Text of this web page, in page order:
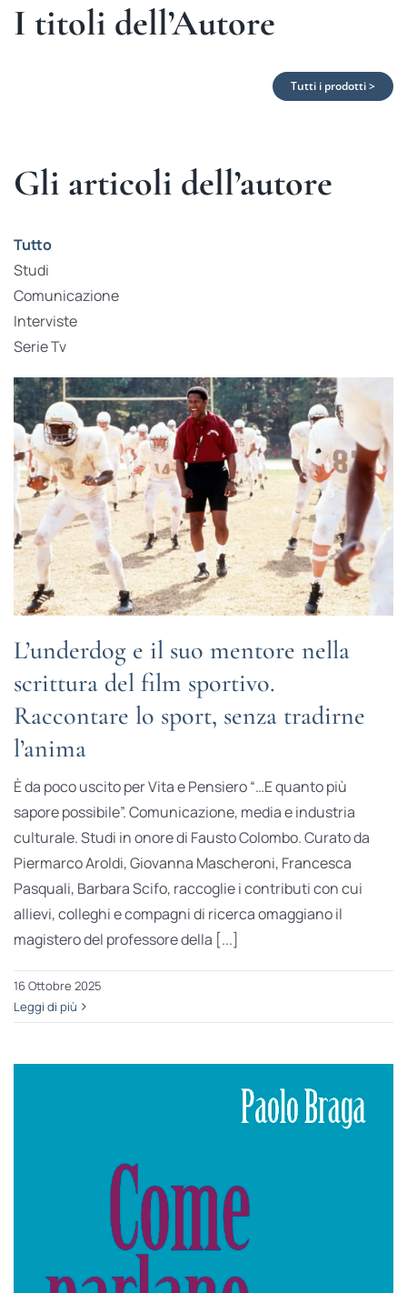
I titoli dell’Autore
Tutti i prodotti >
Gli articoli dell’autore
Tutto
Studi
Comunicazione
Interviste
Serie Tv
L’underdog e il suo mentore nella
scrittura del film sportivo.
Raccontare lo sport, senza tradirne
l’anima
È da poco uscito per Vita e Pensiero “…E quanto più
sapore possibile”. Comunicazione, media e industria
culturale. Studi in onore di Fausto Colombo. Curato da
Piermarco Aroldi, Giovanna Mascheroni, Francesca
Pasquali, Barbara Scifo, raccoglie i contributi con cui
allievi, colleghi e compagni di ricerca omaggiano il
magistero del professore della [...]
16 Ottobre 2025
Leggi di più